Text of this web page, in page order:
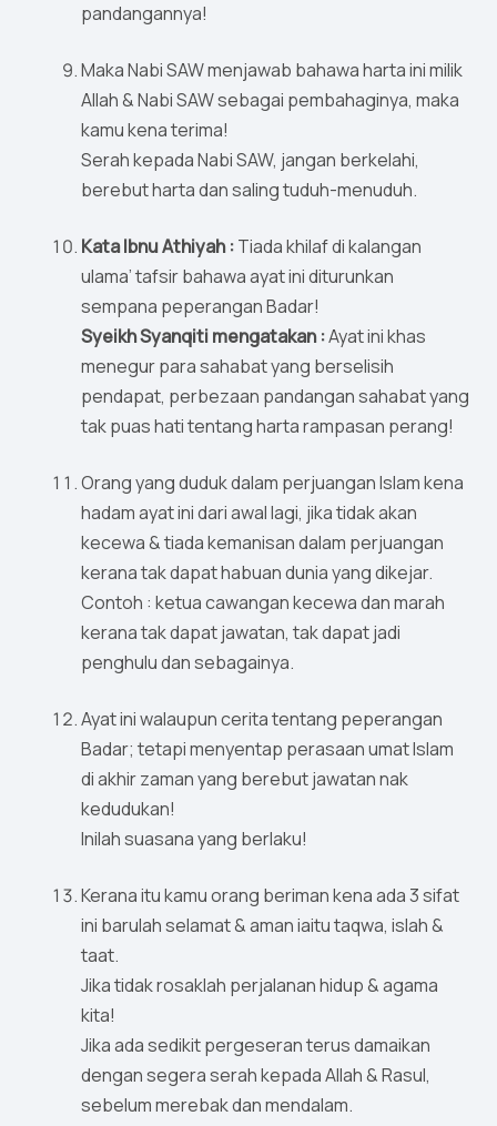
pandangannya!
Maka Nabi SAW menjawab bahawa harta ini milik
Allah & Nabi SAW sebagai pembahaginya, maka
kamu kena terima!
Serah kepada Nabi SAW, jangan berkelahi,
berebut harta dan saling tuduh-menuduh.
Kata Ibnu Athiyah :Tiada khilaf di kalangan
ulama’ tafsir bahawa ayat ini diturunkan
sempana peperangan Badar!
Syeikh Syanqiti mengatakan :Ayat ini khas
menegur para sahabat yang berselisih
pendapat, perbezaan pandangan sahabat yang
tak puas hati tentang harta rampasan perang!
Orang yang duduk dalam perjuangan Islam kena
hadam ayat ini dari awal lagi, jika tidak akan
kecewa & tiada kemanisan dalam perjuangan
kerana tak dapat habuan dunia yang dikejar.
Contoh : ketua cawangan kecewa dan marah
kerana tak dapat jawatan, tak dapat jadi
penghulu dan sebagainya.
Ayat ini walaupun cerita tentang peperangan
Badar; tetapi menyentap perasaan umat Islam
di akhir zaman yang berebut jawatan nak
kedudukan!
Inilah suasana yang berlaku!
Kerana itu kamu orang beriman kena ada 3 sifat
ini barulah selamat & aman iaitu taqwa, islah &
taat.
Jika tidak rosaklah perjalanan hidup & agama
kita!
Jika ada sedikit pergeseran terus damaikan
dengan segera serah kepada Allah & Rasul,
sebelum merebak dan mendalam.